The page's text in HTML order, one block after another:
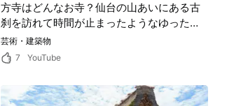
方寺はどんなお寺？仙台の山あいにある古
刹を訪れて時間が止まったようなゆったり
としたひとときを過ごそう！
芸術・建築物
7
YouTube